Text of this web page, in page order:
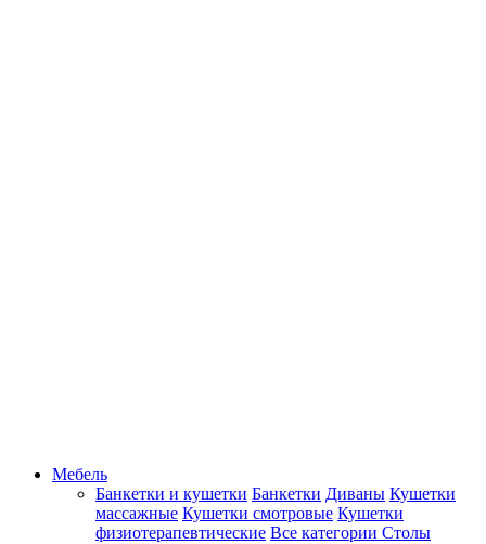
Мебель
Банкетки и кушетки Банкетки Диваны Кушетки
массажные Кушетки смотровые Кушетки
физиотерапевтические Все категории Столы